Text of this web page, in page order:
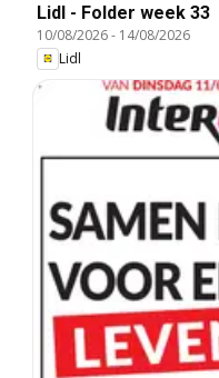
Lidl - Folder week 33
10/08/2026- 14/08/2026
Lidl